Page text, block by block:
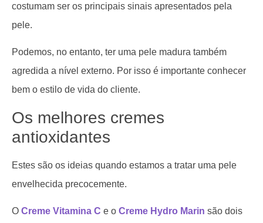
costumam ser os principais sinais apresentados pela
pele.
Podemos, no entanto, ter uma pele madura também
agredida a nível externo. Por isso é importante conhecer
bem o estilo de vida do cliente.
Os melhores cremes
antioxidantes
Estes são os ideias quando estamos a tratar uma pele
envelhecida precocemente.
O Creme Vitamina C e o Creme Hydro Marin são dois